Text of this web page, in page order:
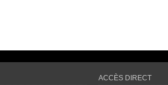
ACCÈS DIRECT